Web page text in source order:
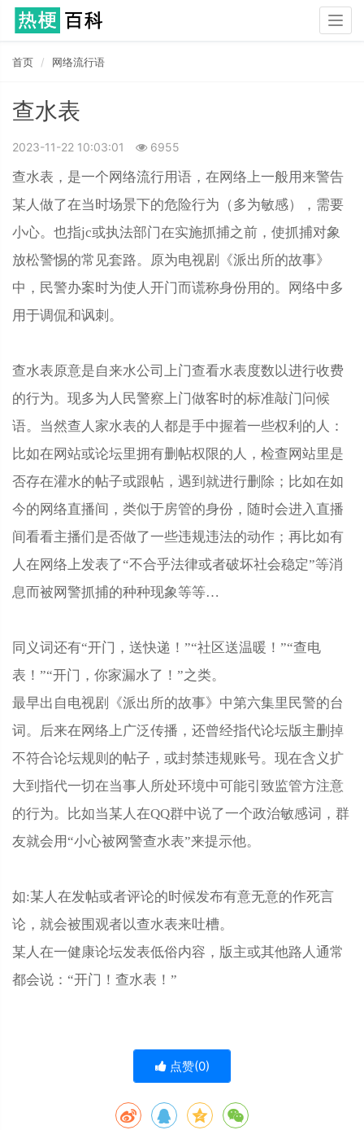
首页 网络流行语
查水表
2023-11-22 10:03:01 6955
查水表，是一个网络流行用语，在‌‌‌‌‌‌‌网络上一般用来警告
某人做了在当时场景下的危险行为（多为敏感），需要
小心。也指jc或执法部门在实施抓捕之前，使抓捕对象
放松警惕的常见套路。原为电视剧《派出所的故事》
中，民警办案时为使人开门而谎称身份用的。网络中多
用于调侃和讽刺。
查水表原意是自‌‌‌‌‌‌‌来水公司上门查看水表度数以进行收费
的行为。现多为人民警察上‌‌‌‌‌‌‌‌门做客时的标准敲门问候
语。当然查人家水表的人都是手中握着一些权利的人：
比如在网站或论坛里拥有删帖权限的人，检查网站里是
否存在灌水的帖子或跟帖，遇到就进行删除；比如在如
今的网络直播间，类似于房管的身份，随时会进入直播
间看看主播们是否做了一些违规违法的动作；再比如有
人在网络上发表了“不合乎法律或者破坏社会稳定”等消
息而被网警抓捕的种种现象等等…
同义词还有“开门，送快递！”“社区送温暖！”“查电
表！”“开门，你家漏水了！”之类。
最早出自电视剧《派出所的故事》中第六集里民警的台
词。后来在网络上广泛传播，还曾经指代论坛版主删掉
不符合论坛规则的帖子，或封禁违规账号。现在含义扩
大到指代一切在当事人所处环境中可能引致监管方注意
的行为。比如当某人在QQ群中说了一个政治敏感词，群
友就会用“小心被网警查水表”来提示他。
如:某人在发帖或者评论的时候发布有意无意的作死言
论，就会被围观者以查水表来吐槽。
某人在一健康论坛发表低俗内容，版主或其他路人通常
都会说：“开门！查水表！”
点赞(0)